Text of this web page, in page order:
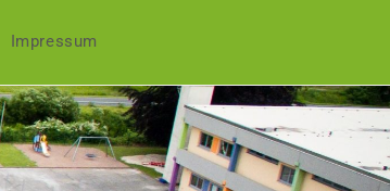
Impressum